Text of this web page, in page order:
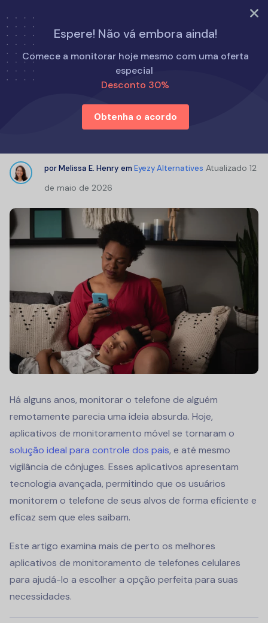
EXPERIMENTE AGORA
Espere! Não vá embora ainda!
Comece a monitorar hoje mesmo com uma oferta
especial
Desconto 30%
Obtenha o acordo
Início
Alternativas ao Eyezy
Aplicativos de monitoramento de celular: Um guia fácil
Aplicativos de monitoramento de
celular: Um guia fácil
porMelissa E. Henry em Eyezy Alternatives Atualizado 12
de maio de 2026
Há alguns anos, monitorar o telefone de alguém
remotamente parecia uma ideia absurda. Hoje,
aplicativos de monitoramento móvel se tornaram o
solução ideal para controle dos pais, e até mesmo
vigilância de cônjuges. Esses aplicativos apresentam
tecnologia avançada, permitindo que os usuários
monitorem o telefone de seus alvos de forma eficiente e
eficaz sem que eles saibam.
Este artigo examina mais de perto os melhores
aplicativos de monitoramento de telefones celulares
para ajudá-lo a escolher a opção perfeita para suas
necessidades.